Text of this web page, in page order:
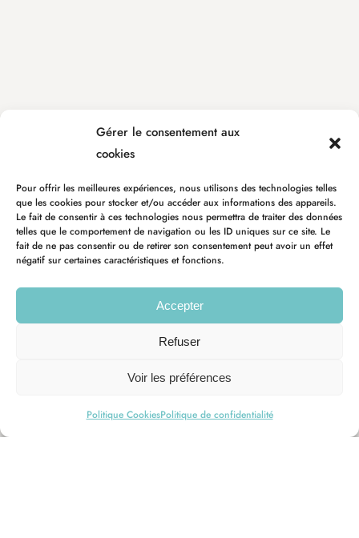
Gérer le consentement aux
cookies
Pour offrir les meilleures expériences, nous utilisons des technologies telles
que les cookies pour stocker et/ou accéder aux informations des appareils.
Le fait de consentir à ces technologies nous permettra de traiter des données
telles que le comportement de navigation ou les ID uniques sur ce site. Le
fait de ne pas consentir ou de retirer son consentement peut avoir un effet
négatif sur certaines caractéristiques et fonctions.
Accepter
Refuser
Voir les préférences
Politique CookiesPolitique de confidentialité